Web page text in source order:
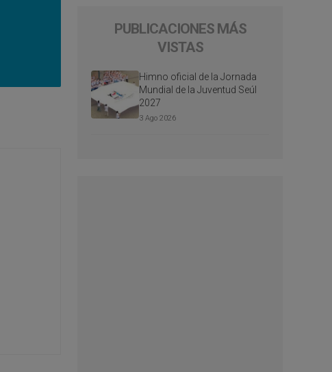
PUBLICACIONES MÁS
VISTAS
Himno oficial de la Jornada
Mundial de la Juventud Seúl
2027
3 Ago 2026